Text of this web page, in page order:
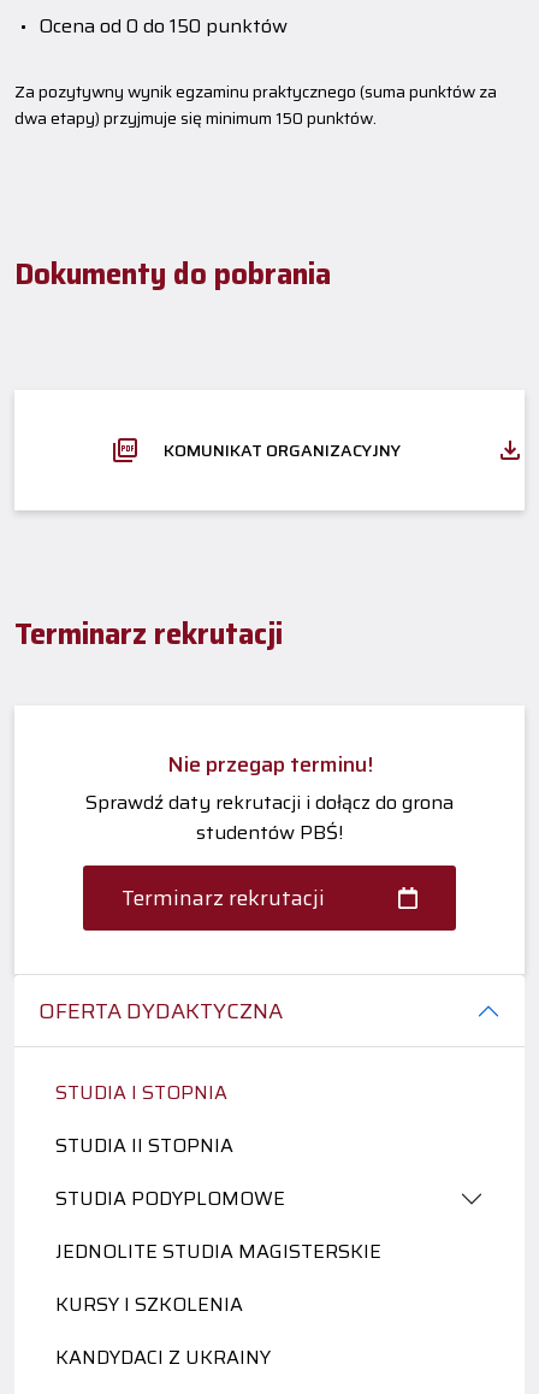
OFERTA DYDAKTYCZNA
STUDIA I STOPNIA
STUDIA II STOPNIA
STUDIA PODYPLOMOWE
JEDNOLITE STUDIA MAGISTERSKIE
KURSY I SZKOLENIA
KANDYDACI Z UKRAINY
Ocena od 0 do 150 punktów
Za pozytywny wynik egzaminu praktycznego (suma punktów za
dwa etapy) przyjmuje się minimum 150 punktów.
Dokumenty do pobrania
KOMUNIKAT ORGANIZACYJNY
Terminarz rekrutacji
Nie przegap terminu!
Sprawdź daty rekrutacji i dołącz do grona
studentów PBŚ!
Terminarz rekrutacji